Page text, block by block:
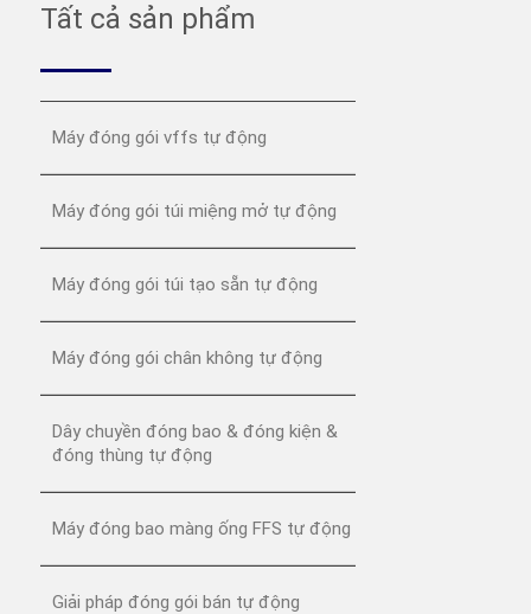
Tất cả sản phẩm
Máy đóng gói vffs tự động
Máy đóng gói túi miệng mở tự động
Máy đóng gói túi tạo sẵn tự động
Máy đóng gói chân không tự động
Dây chuyền đóng bao & đóng kiện &
đóng thùng tự động
Máy đóng bao màng ống FFS tự động
Giải pháp đóng gói bán tự động